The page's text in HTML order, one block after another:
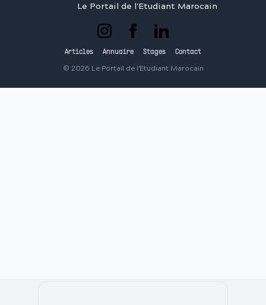
Le Portail de l'Etudiant Marocain
Articles Annuaire Stages Contact
© 2026 Le Portail de l'Etudiant Marocain